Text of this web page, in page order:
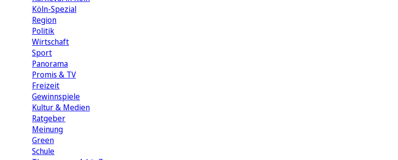
Köln-Spezial
Region
Politik
Wirtschaft
Sport
Panorama
Promis & TV
Freizeit
Gewinnspiele
Kultur & Medien
Ratgeber
Meinung
Green
Schule